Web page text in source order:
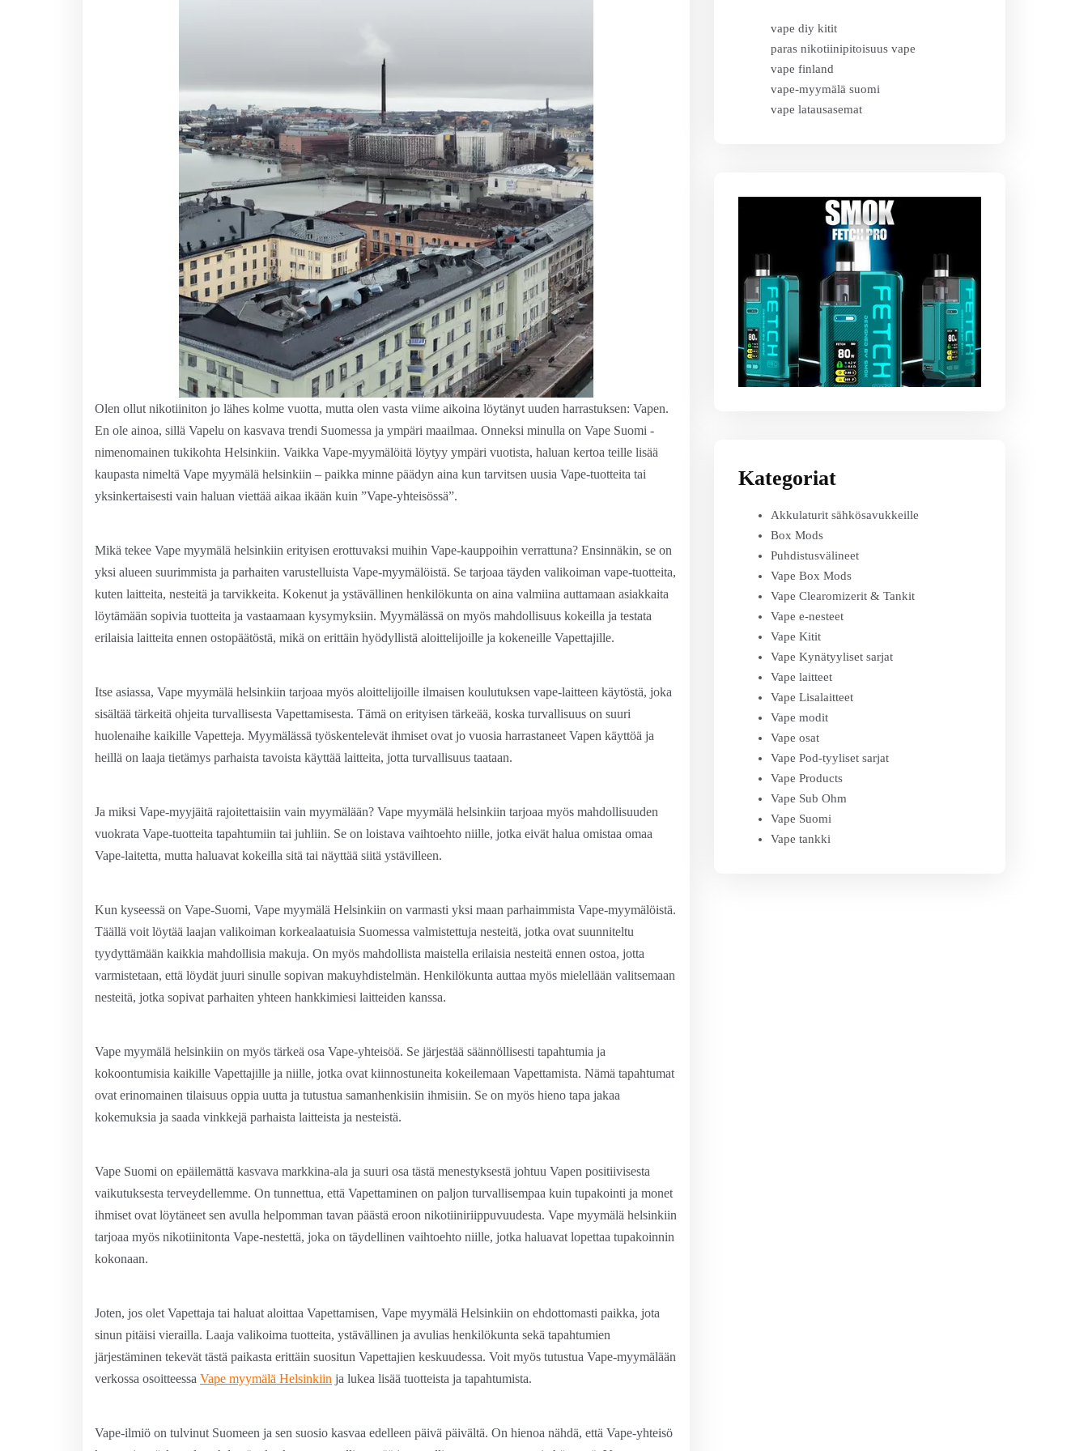
Olen ollut nikotiiniton jo lähes kolme vuotta, mutta olen vasta viime aikoina löytänyt uuden harrastuksen: Vapen.
En ole ainoa, sillä Vapelu on kasvava trendi Suomessa ja ympäri maailmaa. Onneksi minulla on Vape Suomi -
nimenomainen tukikohta Helsinkiin. Vaikka Vape-myymälöitä löytyy ympäri vuotista, haluan kertoa teille lisää
kaupasta nimeltä Vape myymälä helsinkiin – paikka minne päädyn aina kun tarvitsen uusia Vape-tuotteita tai
yksinkertaisesti vain haluan viettää aikaa ikään kuin ”Vape-yhteisössä”.
Mikä tekee Vape myymälä helsinkiin erityisen erottuvaksi muihin Vape-kauppoihin verrattuna? Ensinnäkin, se on
yksi alueen suurimmista ja parhaiten varustelluista Vape-myymälöistä. Se tarjoaa täyden valikoiman vape-tuotteita,
kuten laitteita, nesteitä ja tarvikkeita. Kokenut ja ystävällinen henkilökunta on aina valmiina auttamaan asiakkaita
löytämään sopivia tuotteita ja vastaamaan kysymyksiin. Myymälässä on myös mahdollisuus kokeilla ja testata
erilaisia laitteita ennen ostopäätöstä, mikä on erittäin hyödyllistä aloittelijoille ja kokeneille Vapettajille.
Itse asiassa, Vape myymälä helsinkiin tarjoaa myös aloittelijoille ilmaisen koulutuksen vape-laitteen käytöstä, joka
sisältää tärkeitä ohjeita turvallisesta Vapettamisesta. Tämä on erityisen tärkeää, koska turvallisuus on suuri
huolenaihe kaikille Vapetteja. Myymälässä työskentelevät ihmiset ovat jo vuosia harrastaneet Vapen käyttöä ja
heillä on laaja tietämys parhaista tavoista käyttää laitteita, jotta turvallisuus taataan.
Ja miksi Vape-myyjäitä rajoitettaisiin vain myymälään? Vape myymälä helsinkiin tarjoaa myös mahdollisuuden
vuokrata Vape-tuotteita tapahtumiin tai juhliin. Se on loistava vaihtoehto niille, jotka eivät halua omistaa omaa
Vape-laitetta, mutta haluavat kokeilla sitä tai näyttää siitä ystävilleen.
Kun kyseessä on Vape-Suomi, Vape myymälä Helsinkiin on varmasti yksi maan parhaimmista Vape-myymälöistä.
Täällä voit löytää laajan valikoiman korkealaatuisia Suomessa valmistettuja nesteitä, jotka ovat suunniteltu
tyydyttämään kaikkia mahdollisia makuja. On myös mahdollista maistella erilaisia nesteitä ennen ostoa, jotta
varmistetaan, että löydät juuri sinulle sopivan makuyhdistelmän. Henkilökunta auttaa myös mielellään valitsemaan
nesteitä, jotka sopivat parhaiten yhteen hankkimiesi laitteiden kanssa.
Vape myymälä helsinkiin on myös tärkeä osa Vape-yhteisöä. Se järjestää säännöllisesti tapahtumia ja
kokoontumisia kaikille Vapettajille ja niille, jotka ovat kiinnostuneita kokeilemaan Vapettamista. Nämä tapahtumat
ovat erinomainen tilaisuus oppia uutta ja tutustua samanhenkisiin ihmisiin. Se on myös hieno tapa jakaa
kokemuksia ja saada vinkkejä parhaista laitteista ja nesteistä.
Vape Suomi on epäilemättä kasvava markkina-ala ja suuri osa tästä menestyksestä johtuu Vapen positiivisesta
vaikutuksesta terveydellemme. On tunnettua, että Vapettaminen on paljon turvallisempaa kuin tupakointi ja monet
ihmiset ovat löytäneet sen avulla helpomman tavan päästä eroon nikotiiniriippuvuudesta. Vape myymälä helsinkiin
tarjoaa myös nikotiinitonta Vape-nestettä, joka on täydellinen vaihtoehto niille, jotka haluavat lopettaa tupakoinnin
kokonaan.
Joten, jos olet Vapettaja tai haluat aloittaa Vapettamisen, Vape myymälä Helsinkiin on ehdottomasti paikka, jota
sinun pitäisi vierailla. Laaja valikoima tuotteita, ystävällinen ja avulias henkilökunta sekä tapahtumien
järjestäminen tekevät tästä paikasta erittäin suositun Vapettajien keskuudessa. Voit myös tutustua Vape-myymälään
verkossa osoitteessa Vape myymälä Helsinkiin ja lukea lisää tuotteista ja tapahtumista.
Vape-ilmiö on tulvinut Suomeen ja sen suosio kasvaa edelleen päivä päivältä. On hienoa nähdä, että Vape-yhteisö
vape diy kitit
paras nikotiinipitoisuus vape
vape finland
vape-myymälä suomi
vape latausasemat
Kategoriat
Akkulaturit sähkösavukkeille
Box Mods
Puhdistusvälineet
Vape Box Mods
Vape Clearomizerit & Tankit
Vape e-nesteet
Vape Kitit
Vape Kynätyyliset sarjat
Vape laitteet
Vape Lisalaitteet
Vape modit
Vape osat
Vape Pod-tyyliset sarjat
Vape Products
Vape Sub Ohm
Vape Suomi
Vape tankki